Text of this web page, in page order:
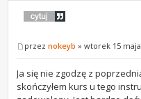
przeznokeyb » wtorek 15 maja
Ja się nie zgodzę z
skończyłem kurs u tego